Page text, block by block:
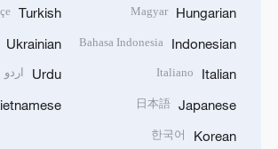
Hungarian
Magyar
Indonesian
Bahasa Indonesia
Italian
Italiano
Japanese
日本語
Korean
한국어
Turkish
Ukrainian
Urdu اردو